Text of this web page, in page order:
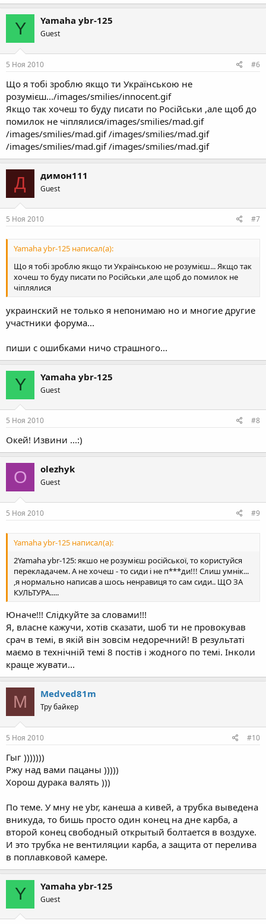
Y Yamaha ybr-125
Guest
5 Ноя 2010 #6
Що я тобі зроблю якщо ти Українською не
розумієш.../images/smilies/innocent.gif
Якщо так хочеш то буду писати по Російськи ,але щоб до
помилок не чіплялися/images/smilies/mad.gif
/images/smilies/mad.gif /images/smilies/mad.gif
/images/smilies/mad.gif /images/smilies/mad.gif
Д димон111
Guest
5 Ноя 2010 #7
Yamaha ybr-125 написал(а):
Що я тобі зроблю якщо ти Українською не розумієш... Якщо так
хочеш то буду писати по Російськи ,але щоб до помилок не
чіплялися
украинский не только я непонимаю но и многие другие
участники форума...
пиши с ошибками ничо страшного...
Y Yamaha ybr-125
Guest
5 Ноя 2010 #8
Окей! Извини ...:)
O olezhyk
Guest
5 Ноя 2010 #9
Yamaha ybr-125 написал(а):
2Yamaha ybr-125: якшо не розумієш російської, то користуйся
перекладачем. А не хочеш - то сиди і не п***ди!!! Слиш умнік...
,я нормально написав а шось ненравиця то сам сиди.. ЩО ЗА
КУЛЬТУРА.....
Юначе!!! Слідкуйте за словами!!!
Я, власне кажучи, хотів сказати, шоб ти не провокував
срач в темі, в якій він зовсім недоречний! В результаті
маємо в технічній темі 8 постів і жодного по темі. Інколи
краще жувати...
M Medved81m
Тру байкер
5 Ноя 2010 #10
Гыг )))))))
Ржу над вами пацаны )))))
Хорош дурака валять )))
По теме. У мну не ybr, канеша а кивей, а трубка выведена
вникуда, то бишь просто один конец на дне карба, а
второй конец свободный открытый болтается в воздухе.
И это трубка не вентиляции карба, а защита от перелива
в поплавковой камере.
Y Yamaha ybr-125
Guest